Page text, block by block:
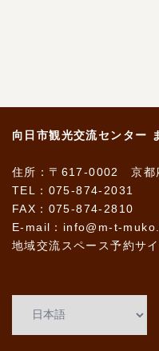
向日市観光交流センター
住所：〒617-0002 京都
TEL：075-874-2031
FAX：075-874-2810
E-mail：info@m-t-
地域交流スペース予約サイ